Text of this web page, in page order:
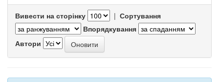
Вивести на сторінку | Сортування
Впорядкування
Автори